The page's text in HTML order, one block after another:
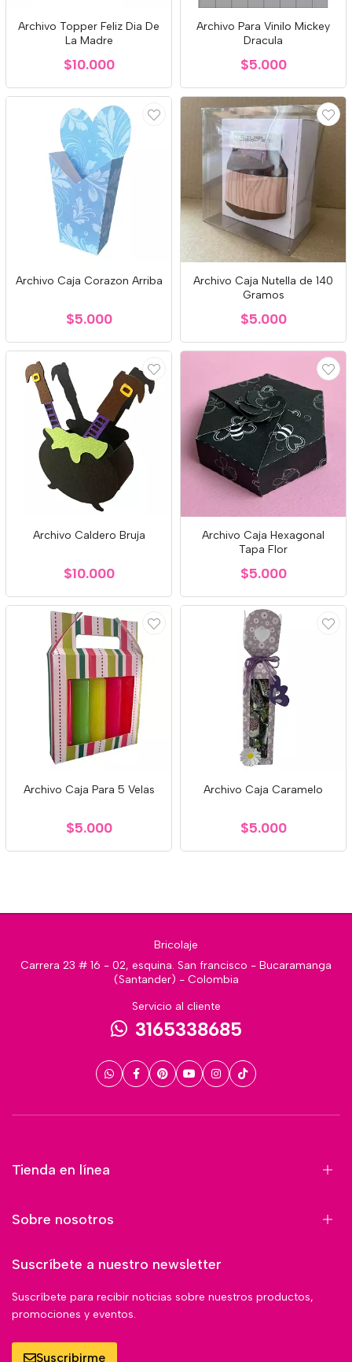
Archivo Topper Feliz Dia De
La Madre
$10.000
Archivo Para Vinilo Mickey
Dracula
$5.000
Archivo Caja Corazon Arriba
$5.000
Archivo Caja Nutella de 140
Gramos
$5.000
Archivo Caldero Bruja
$10.000
Archivo Caja Hexagonal
Tapa Flor
$5.000
Archivo Caja Para 5 Velas
$5.000
Archivo Caja Caramelo
$5.000
Bricolaje
Carrera 23 # 16 - 02, esquina. San francisco - Bucaramanga
(Santander) - Colombia
Servicio al cliente
3165338685
Tienda en línea
Sobre nosotros
Suscríbete a nuestro newsletter
Suscríbete para recibir noticias sobre nuestros productos,
promociones y eventos.
Suscribirme